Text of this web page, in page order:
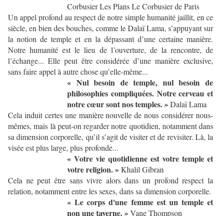
Corbusier Les Plans Le Corbusier de Paris
Un appel profond au respect de notre simple humanité jaillit, en ce
siècle, en bien des bouches, comme le Dalaï Lama, s’appuyant sur
la notion de temple et en la dépassant d’une certaine manière.
Notre humanité est le lieu de l’ouverture, de la rencontre, de
l’échange... Elle peut être considérée d’une manière exclusive,
sans faire appel à autre chose qu’elle-même...
« Nul besoin de temple, nul besoin de
philosophies compliquées. Notre cerveau et
notre cœur sont nos temples. »Dalaï Lama
Cela induit certes une manière nouvelle de nous considérer nous-
mêmes, mais là peut-on regarder notre quotidien, notamment dans
sa dimension corporelle, qu’il s’agit de visiter et de revisiter. Là, la
visée est plus large, plus profonde...
« Votre vie quotidienne est votre temple et
votre religion. »Khalil Gibran
Cela ne peut être sans vivre alors dans un profond respect la
relation, notamment entre les sexes, dans sa dimension corporelle.
« Le corps d'une femme est un temple et
non une taverne. »Vane Thompson